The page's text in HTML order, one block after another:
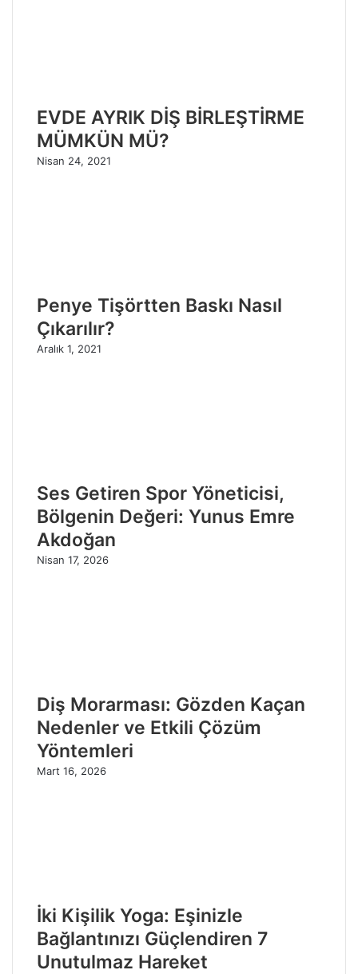
EVDE AYRIK DİŞ BİRLEŞTİRME
MÜMKÜN MÜ?
Nisan 24, 2021
Penye Tişörtten Baskı Nasıl
Çıkarılır?
Aralık 1, 2021
Ses Getiren Spor Yöneticisi,
Bölgenin Değeri: Yunus Emre
Akdoğan
Nisan 17, 2026
Diş Morarması: Gözden Kaçan
Nedenler ve Etkili Çözüm
Yöntemleri
Mart 16, 2026
İki Kişilik Yoga: Eşinizle
Bağlantınızı Güçlendiren 7
Unutulmaz Hareket